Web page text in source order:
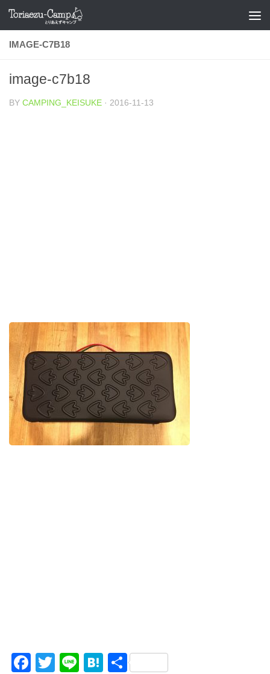
コンテンツへスキップ
IMAGE-C7B18
image-c7b18
BY CAMPING_KEISUKE · 2016-11-13
Facebook
Twitter
LineHatena
共